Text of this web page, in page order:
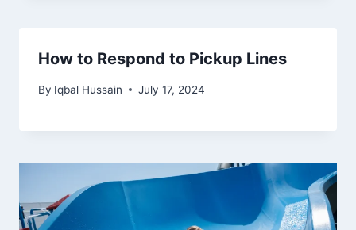
How to Respond to Pickup Lines
By Iqbal Hussain July 17, 2024